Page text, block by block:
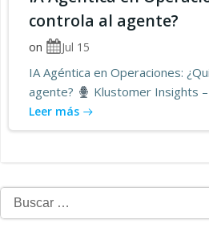
controla al agente?
on Jul 15
IA Agéntica en Operaciones:
agente?
Klustomer Insights
Leer más
Buscar: